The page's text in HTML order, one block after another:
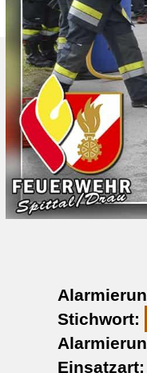
Stichwort:
Einsatzart: